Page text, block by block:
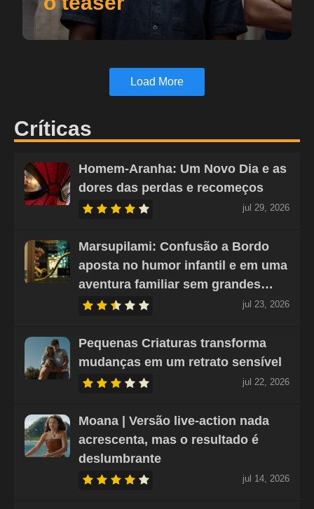
Load More
Críticas
Homem-Aranha: Um Novo Dia e as
dores das perdas e recomeços
jul 29, 2026
Marsupilami: Confusão a Bordo
aposta no humor infantil e em uma
aventura familiar sem grandes…
jul 23, 2026
Pequenas Criaturas transforma
mudanças em um retrato sensível
jul 22, 2026
Moana | Versão live-action nada
acrescenta, mas o resultado é
deslumbrante
jul 14, 2026